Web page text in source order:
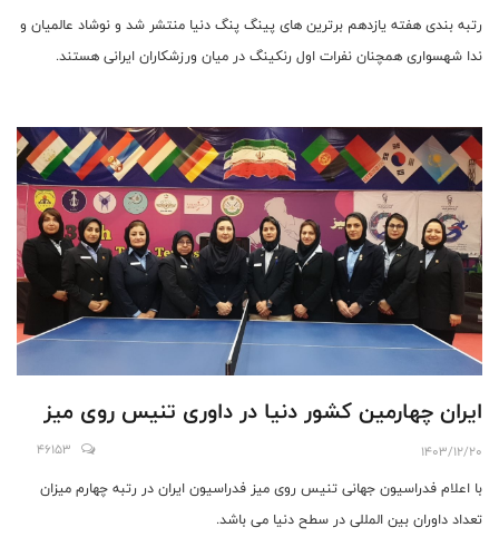
رتبه بندی هفته یازدهم برترین های پینگ پنگ دنیا منتشر شد و نوشاد عالمیان و
ندا شهسواری همچنان نفرات اول رنکینگ در میان ورزشکاران ایرانی هستند.
ایران چهارمین کشور دنیا در داوری تنیس روی میز
1403/12/20
46153
با اعلام فدراسیون جهانی تنیس روی میز فدراسیون ایران در رتبه چهارم میزان
تعداد داوران بین المللی در سطح دنیا می باشد.